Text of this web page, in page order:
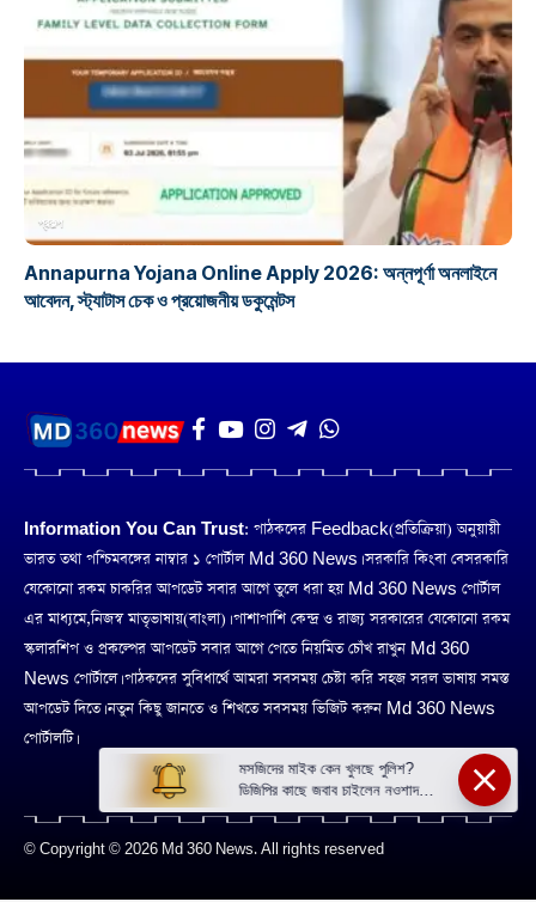
প্রকল্প
Annapurna Yojana Online Apply 2026: অন্নপূর্ণা অনলাইনে
আবেদন, স্ট্যাটাস চেক ও প্রয়োজনীয় ডকুমেন্টস
Information You Can Trust: পাঠকদের Feedback(প্রতিক্রিয়া) অনুয়ায়ী
ভারত তথা পশ্চিমবঙ্গের নাম্বার ১ পোর্টাল Md 360 News। সরকারি কিংবা বেসরকারি
যেকোনো রকম চাকরির আপডেট সবার আগে তুলে ধরা হয় Md 360 News পোর্টাল
এর মাধ্যমে,নিজস্ব মাতৃভাষায়(বাংলা)। পাশাপাশি কেন্দ্র ও রাজ্য সরকারের যেকোনো রকম
স্কলারশিপ ও প্রকল্পের আপডেট সবার আগে পেতে নিয়মিত চোঁখ রাখুন Md 360
News পোর্টালে। পাঠকদের সুবিধার্থে আমরা সবসময় চেষ্টা করি সহজ সরল ভাষায় সমস্ত
আপডেট দিতে। নতুন কিছু জানতে ও শিখতে সবসময় ভিজিট করুন Md 360 News
পোর্টালটি।
© Copyright © 2026 Md 360 News. All rights reserved
মসজিদের মাইক কেন খুলছে পুলিশ?
ডিজিপির কাছে জবাব চাইলেন নওশাদ
সিদ্দিকী; ব্যাখ্যা না মিললে আইনি পদক্ষেপের